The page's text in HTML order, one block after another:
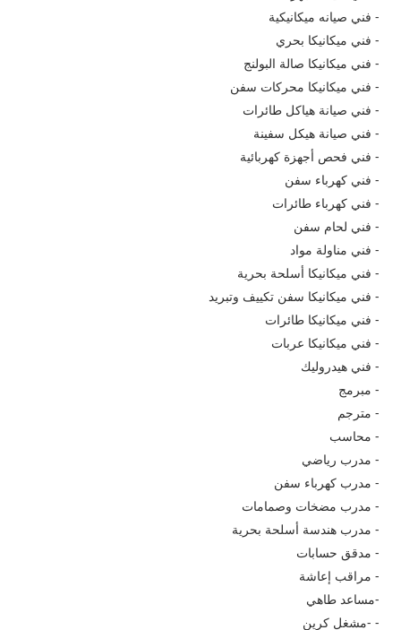
- فني صيانه ميكانيكية
- فني ميكانيكا بحري
- فني ميكانيكا صالة البولنج
- فني ميكانيكا محركات سفن
- فني صيانة هياكل طائرات
- فني صيانة هيكل سفينة
- فني فحص أجهزة كهربائية
- فني كهرباء سفن
- فني كهرباء طائرات
- فني لحام سفن
- فني مناولة مواد
- فني ميكانيكا أسلحة بحرية
- فني ميكانيكا سفن تكييف وتبريد
- فني ميكانيكا طائرات
- فني ميكانيكا عربات
- فني هيدروليك
- مبرمج
- مترجم
- محاسب
- مدرب رياضي
- مدرب كهرباء سفن
- مدرب مضخات وصمامات
- مدرب هندسة أسلحة بحرية
- مدقق حسابات
- مراقب إعاشة
-مساعد طاهي
- -مشغل كرين